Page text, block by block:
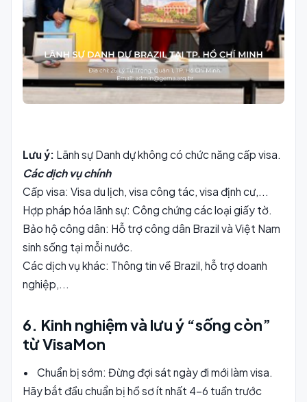
Lưu ý: Lãnh sự Danh dự không có chức năng cấp visa.
Các dịch vụ chính
Cấp visa: Visa du lịch, visa công tác, visa định cư,...
Hợp pháp hóa lãnh sự: Công chứng các loại giấy tờ.
Bảo hộ công dân: Hỗ trợ công dân Brazil và Việt Nam
sinh sống tại mỗi nước.
Các dịch vụ khác: Thông tin về Brazil, hỗ trợ doanh
nghiệp,...
6. Kinh nghiệm và lưu ý “sống còn”
từ VisaMon
• Chuẩn bị sớm: Đừng đợi sát ngày đi mới làm visa.
Hãy bắt đầu chuẩn bị hồ sơ ít nhất 4-6 tuần trước